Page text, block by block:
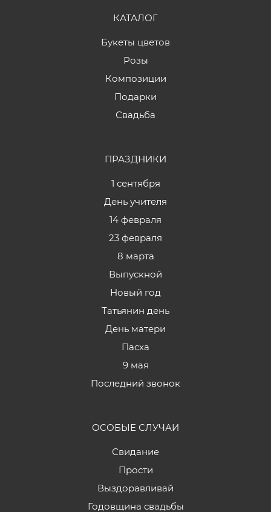
КАТАЛОГ
Букеты цветов
Розы
Композиции
Подарки
Свадьба
ПРАЗДНИКИ
1 сентября
День учителя
14 февраля
23 февраля
8 марта
Выпускной
Новый год
Татьянин день
День матери
Пасха
9 мая
Последний звонок
ОСОБЫЕ СЛУЧАИ
Свидание
Прости
Выздоравливай
Годовщина свадьбы